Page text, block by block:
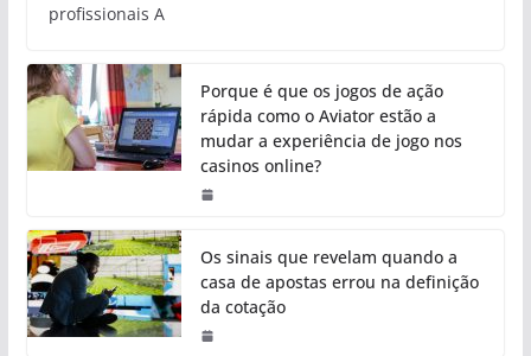
profissionais A
Porque é que os jogos de ação
rápida como o Aviator estão a
mudar a experiência de jogo nos
casinos online?
Os sinais que revelam quando a
casa de apostas errou na definição
da cotação